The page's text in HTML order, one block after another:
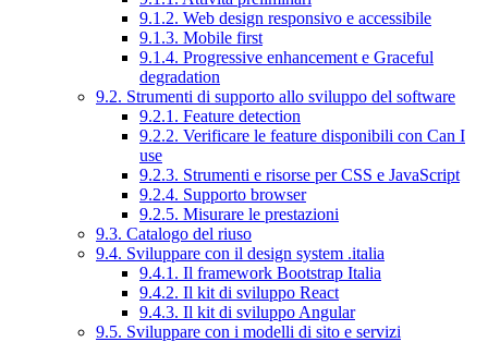
9.1.2. Web design responsivo e accessibile
9.1.3. Mobile first
9.1.4. Progressive enhancement e Graceful
degradation
9.2. Strumenti di supporto allo sviluppo del software
9.2.1. Feature detection
9.2.2. Verificare le feature disponibili con Can I
use
9.2.3. Strumenti e risorse per CSS e JavaScript
9.2.4. Supporto browser
9.2.5. Misurare le prestazioni
9.3. Catalogo del riuso
9.4. Sviluppare con il design system .italia
9.4.1. Il framework Bootstrap Italia
9.4.2. Il kit di sviluppo React
9.4.3. Il kit di sviluppo Angular
9.5. Sviluppare con i modelli di sito e servizi